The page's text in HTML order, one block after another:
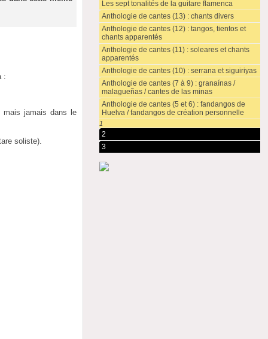
:
mais jamais dans le
soliste).
Les sept tonalités de la guitare flamenca
Anthologie de cantes (13) : chants divers
Anthologie de cantes (12) : tangos, tientos et
chants apparentés
Anthologie de cantes (11) : soleares et chants
apparentés
Anthologie de cantes (10) : serrana et siguiriyas
Anthologie de cantes (7 à 9) : granaínas /
malagueñas / cantes de las minas
Anthologie de cantes (5 et 6) : fandangos de
Huelva / fandangos de création personnelle
1
2
3